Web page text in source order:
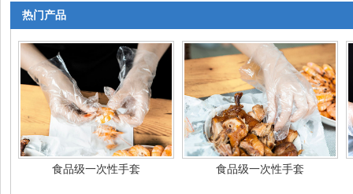
热门产品
食品级一次性手套 食品级一次性手套